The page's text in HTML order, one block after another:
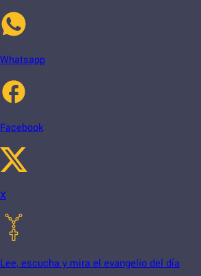
Whatsapp
Facebook
X
Lee, escucha y mira el evangelio del día